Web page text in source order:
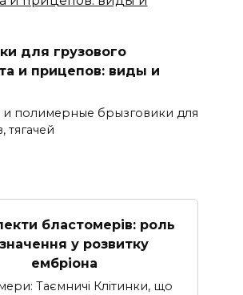
для грузового
и прицепов: виды и
и полимерные брызговики для
тягачей
бластомерів: роль
у розвитку
ембріона
Таємничі Клітинки, що